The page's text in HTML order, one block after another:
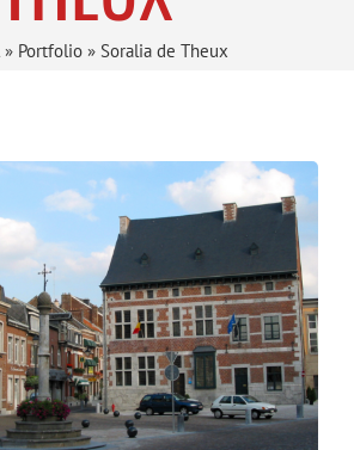
» Portfolio » Soralia de Theux